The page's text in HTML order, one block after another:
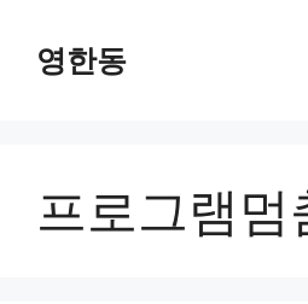
영한동
프로그램멈